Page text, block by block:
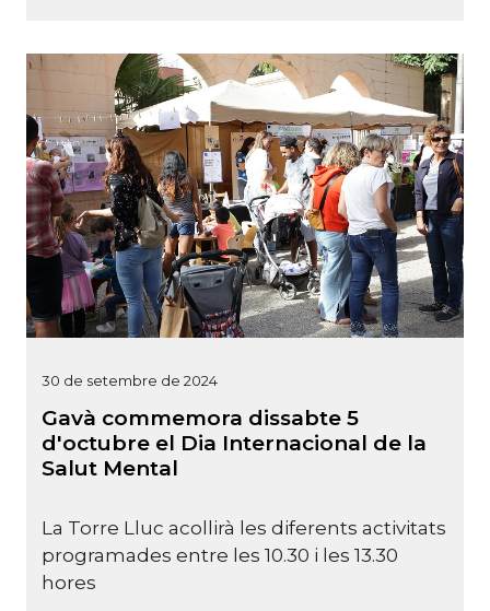
30 de setembre de 2024
Gavà commemora dissabte 5
d'octubre el Dia Internacional de la
Salut Mental
La Torre Lluc acollirà les diferents activitats
programades entre les 10.30 i les 13.30
hores